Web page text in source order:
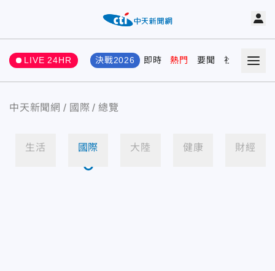
LIVE 24HR 決戰2026 即時 熱門 要聞 社會 娛樂
中天新聞網 國際 總覽
生活 國際 大陸 健康 財經